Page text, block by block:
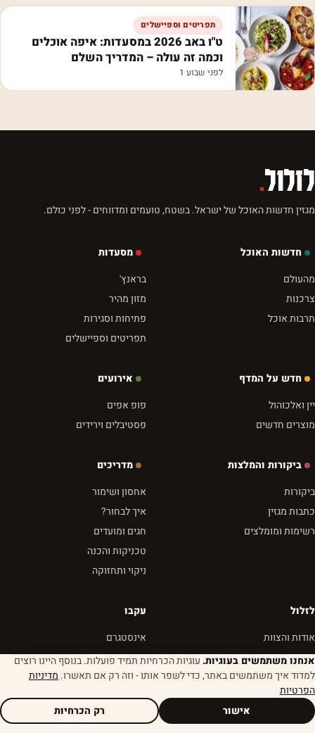
תפריטים וספיישלים
ט"ו באב 2026 במסעדות: איפה אוכלים
וכמה זה עולה – המדריך השלם
לפני שבוע 1
לזלול.
מגזין חדשות האוכל של ישראל. בשטח, טועמים ומדווחים - לפני כולם.
חדשות האוכל
מהעולם
צרכנות
תרבות אוכל
מסעדות
בראנץ'
מזון מהיר
פתיחות וסגירות
תפריטים וספיישלים
חדש על המדף
יין ואלכוהול
מוצרים חדשים
אירועים
פופ אפים
פסטיבלים וירידים
ביקורות והמלצות
ביקורות
כתבות מגזין
רשימות ומומלצים
מדריכים
אחסון ושימור
איך לבחור?
חגים ומועדים
טכניקות והכנה
ניקוי ותחזוקה
לזלול
אודות והצוות
צרו קשר
הצהרת אתיקה
פרטיות ותנאים
עקבו
אינסטגרם
פייסבוק
יוטיוב
RSS
אנחנו משתמשים בעוגיות. עוגיות הכרחיות תמיד פועלות. בנוסף היינו רוצים
למדוד איך משתמשים באתר, כדי לשפר אותו - וזה רק אם תאשרו. מדיניות
הפרטיות
אישור
רק הכרחיות